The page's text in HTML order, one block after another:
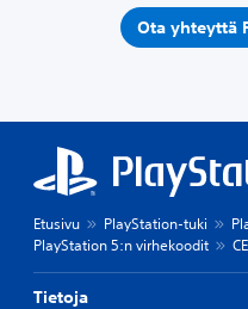
Ota yhteyttä
Etusivu PlayStation-tuki
PlayStation 5:n virhekoodit
Tietoja